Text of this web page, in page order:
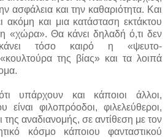
ασφάλεια και την καθαριότητα. Και
ακόμη και μια κατάσταση εκτάκτου
«χώρα». Θα κάνει δηλαδή ό,τι δεν
τόσο καιρό η «ψευτο-
της βίας» και τα λοιπά
υπάρχουν και κάποιοι άλλοι,
είναι φιλοπρόοδοι, φιλελεύθεροι,
αναδια­νομής, σε αντίθεση με τον
κόσμο κάποιου φανταστικού